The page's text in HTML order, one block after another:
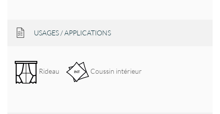
USAGES / APPLICATIONS
Rideau Coussin intérieur